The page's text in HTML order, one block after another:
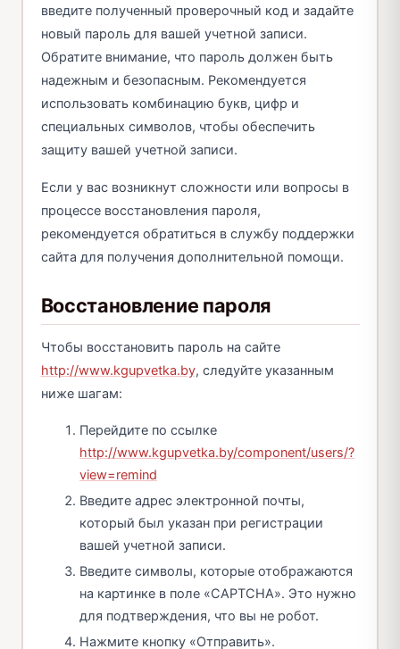
введите полученный проверочный код и задайте
новый пароль для вашей учетной записи.
Обратите внимание, что пароль должен быть
надежным и безопасным. Рекомендуется
использовать комбинацию букв, цифр и
специальных символов, чтобы обеспечить
защиту вашей учетной записи.
Если у вас возникнут сложности или вопросы в
процессе восстановления пароля,
рекомендуется обратиться в службу поддержки
сайта для получения дополнительной помощи.
Восстановление пароля
Чтобы восстановить пароль на сайте
http://www.kgupvetka.by, следуйте указанным
ниже шагам:
Перейдите по ссылке
http://www.kgupvetka.by/component/users/?
view=remind
Введите адрес электронной почты,
который был указан при регистрации
вашей учетной записи.
Введите символы, которые отображаются
на картинке в поле «CAPTCHA». Это нужно
для подтверждения, что вы не робот.
Нажмите кнопку «Отправить».